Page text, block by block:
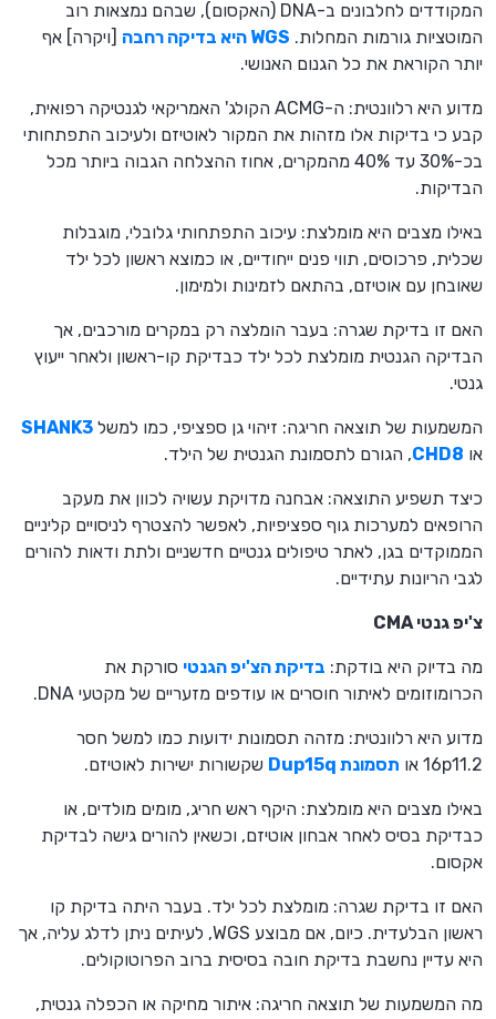
המקודדים לחלבונים ב-DNA (האקסום), שבהם נמצאות רוב
המוטציות גורמות המחלות. WGS היא בדיקה רחבה
[ויקרה] אף
יותר הקוראת את כל הגנום האנושי.
מדוע היא רלוונטית: ה-ACMG הקולג' האמריקאי לגנטיקה רפואית,
קבע כי בדיקות אלו מזהות את המקור לאוטיזם ולעיכוב התפתחותי
בכ-30% עד 40% מהמקרים, אחוז ההצלחה הגבוה ביותר מכל
הבדיקות.
באילו מצבים היא מומלצת: עיכוב התפתחותי גלובלי, מוגבלות
שכלית, פרכוסים, תווי פנים ייחודיים, או כמוצא ראשון לכל ילד
שאובחן עם אוטיזם, בהתאם לזמינות ולמימון.
האם זו בדיקת שגרה: בעבר הומלצה רק במקרים מורכבים, אך
הבדיקה הגנטית מומלצת לכל ילד כבדיקת קו-ראשון ולאחר ייעוץ
גנטי.
המשמעות של תוצאה חריגה: זיהוי גן ספציפי, כמו למשל SHANK3
או CHD8, הגורם לתסמונת הגנטית של הילד.
כיצד תשפיע התוצאה: אבחנה מדויקת עשויה לכוון את מעקב
הרופאים למערכות גוף ספציפיות, לאפשר להצטרף לניסויים קליניים
הממוקדים בגן, לאתר טיפולים גנטיים חדשניים ולתת ודאות להורים
לגבי הריונות עתידיים.
צ'יפ גנטי CMA
מה בדיוק היא בודקת: בדיקת הצ'יפ הגנטי סורקת את
הכרומוזומים לאיתור חוסרים או עודפים מזעריים של מקטעי DNA.
מדוע היא רלוונטית: מזהה תסמונות ידועות כמו למשל חסר
16p11.2 או
תסמונת Dup15q שקשורות ישירות לאוטיזם.
באילו מצבים היא מומלצת: היקף ראש חריג, מומים מולדים, או
כבדיקת בסיס לאחר אבחון אוטיזם, וכשאין להורים גישה לבדיקת
אקסום.
האם זו בדיקת שגרה: מומלצת לכל ילד. בעבר היתה בדיקת קו
ראשון הבלעדית. כיום, אם מבוצע WGS, לעיתים ניתן לדלג עליה, אך
היא עדיין נחשבת בדיקת חובה בסיסית ברוב הפרוטוקולים.
מה המשמעות של תוצאה חריגה: איתור מחיקה או הכפלה גנטית,